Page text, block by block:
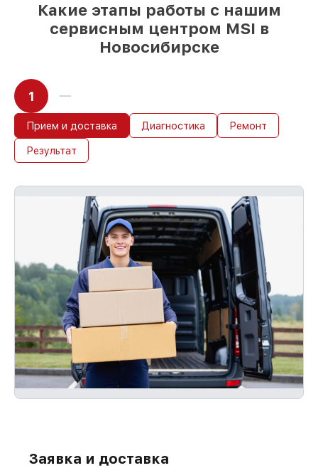
Какие этапы работы с нашим
сервисным центром MSI в
Новосибирске
1
Прием и доставка Диагностика Ремонт
Результат
Заявка и доставка